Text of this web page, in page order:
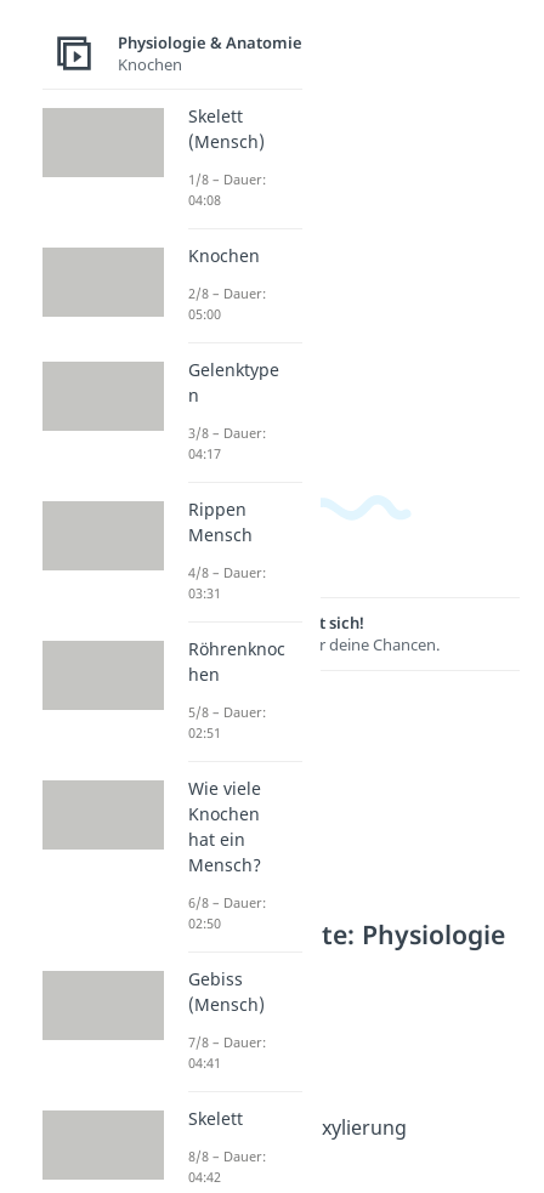
Lernen lohnt sich!
Entdecke hier deine Chancen.
Weitere Inhalte: Physiologie
& Anatomie
Zellatmung
Dauer: 05:12
Oxidative Decarboxylierung
Dauer: 06:29
Citratzyklus
Physiologie & Anatomie
Knochen
Skelett
(Mensch)
1/8 – Dauer:
04:08
Knochen
2/8 – Dauer:
05:00
Gelenktype
n
3/8 – Dauer:
04:17
Rippen
Mensch
4/8 – Dauer:
03:31
Röhrenknoc
hen
5/8 – Dauer:
02:51
Wie viele
Knochen
hat ein
Mensch?
6/8 – Dauer:
02:50
Gebiss
(Mensch)
7/8 – Dauer:
04:41
Skelett
8/8 – Dauer:
04:42